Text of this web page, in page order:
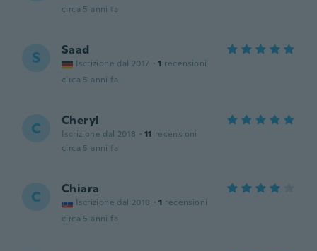
circa 5 anni fa
S Saad
Iscrizione dal 2017 · 1 recensioni
circa 5 anni fa
C Cheryl
Iscrizione dal 2018 · 11 recensioni
circa 5 anni fa
C Chiara
Iscrizione dal 2018 · 1 recensioni
circa 5 anni fa